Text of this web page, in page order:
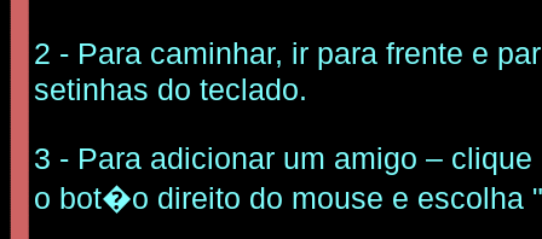
2 - Para caminhar, ir para frente e
setinhas do teclado.
3 - Para adicionar um amigo –
o bot�o direito do mouse e escolha